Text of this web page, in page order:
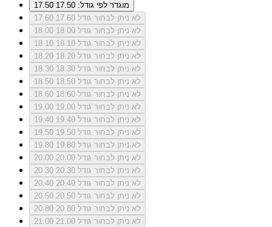
17.50
מוגדר לפי גודל: 17.50
17.60
לא ניתן לבחור גודל 17.60
18.00
לא ניתן לבחור גודל 18.00
18.10
לא ניתן לבחור גודל 18.10
18.20
לא ניתן לבחור גודל 18.20
18.30
לא ניתן לבחור גודל 18.30
18.50
לא ניתן לבחור גודל 18.50
18.60
לא ניתן לבחור גודל 18.60
19.00
לא ניתן לבחור גודל 19.00
19.40
לא ניתן לבחור גודל 19.40
19.50
לא ניתן לבחור גודל 19.50
19.80
לא ניתן לבחור גודל 19.80
20.00
לא ניתן לבחור גודל 20.00
20.30
לא ניתן לבחור גודל 20.30
20.40
לא ניתן לבחור גודל 20.40
20.50
לא ניתן לבחור גודל 20.50
20.80
לא ניתן לבחור גודל 20.80
21.00
לא ניתן לבחור גודל 21.00